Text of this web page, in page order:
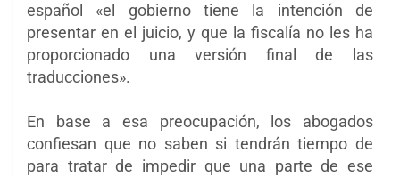
español «el gobierno tiene la intención de
presentar en el juicio, y que la fiscalía no les ha
proporcionado una versión final de las
traducciones».
En base a esa preocupación, los abogados
confiesan que no saben si tendrán tiempo de
para tratar de impedir que una parte de ese